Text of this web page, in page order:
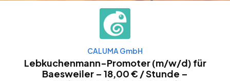
CALUMA GmbH
Lebkuchenmann-Promoter (m/w/d) für
Baesweiler – 18,00 € / Stunde –